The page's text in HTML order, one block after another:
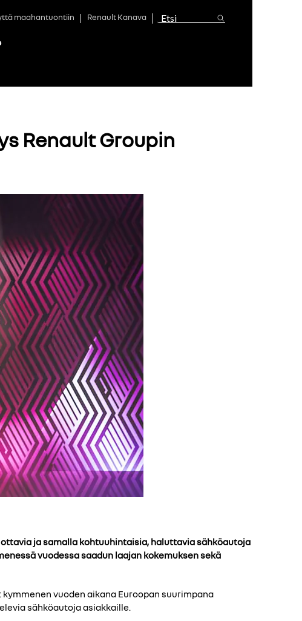
maahantuontiin Renault Kanava
Renault Groupin
ja samalla kohtuuhintaisia, haluttavia sähköautoja
vuodessa saadun laajan kokemuksen sekä
vuoden aikana Euroopan suurimpana
sähköautoja asiakkaille.